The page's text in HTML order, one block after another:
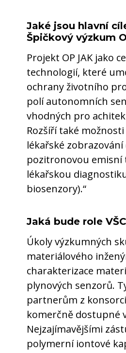
Jaké jsou hlavní
Špičkový výzkum
Projekt OP JAK jako
technologií, které
ochrany životního
polí autonomních
vhodných pro
Rozšíří také
lékařské
pozitronovou emisní
lékařskou
biosenzory).“
Jaká bude role
Úkoly výzkumných
materiálového
charakterizace
plynových senzorů.
partnerům z
komerčně dostupné
Nejzajímavějšími
polymerní iontové